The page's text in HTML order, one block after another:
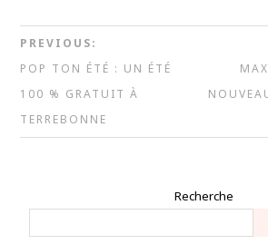
PREVIOUS:
POP TON ÉTÉ : UN ÉTÉ
100 % GRATUIT À
TERREBONNE
Recherche